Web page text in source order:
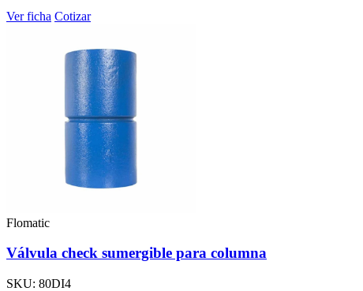
Ver ficha Cotizar
Flomatic
Válvula check sumergible para columna
SKU: 80DI4